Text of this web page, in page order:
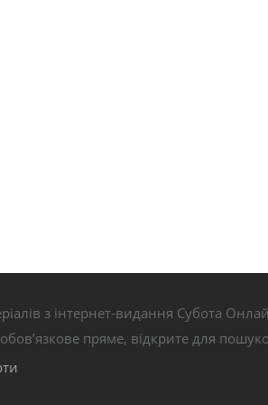
з інтернет-видання Субота
пряме, відкрите для